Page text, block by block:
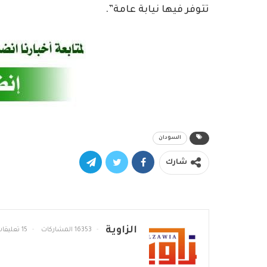
تتوفر فيها نيابة عامة”.
السودان
شارك
الزاوية 16353 المشاركات 15 تعليقات